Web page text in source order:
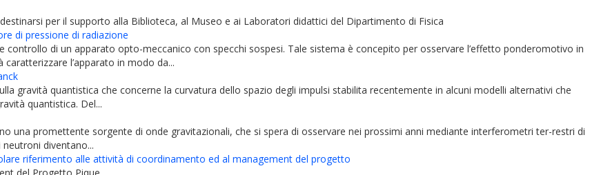
per il supporto alla Biblioteca, al Museo e ai Laboratori didattici del Dipartimento di Fisica
di pressione di radiazione
di un apparato opto-meccanico con specchi sospesi. Tale sistema è concepito per osservare l’effetto ponderomotivo in
l’apparato in modo da...
gravità quantistica che concerne la curvatura dello spazio degli impulsi stabilita recentemente in alcuni modelli alternativi che
quantistica. Del...
una promettente sorgente di onde gravitazionali, che si spera di osservare nei prossimi anni mediante interferometri ter-restri di
diventano...
riferimento alle attività di coordinamento ed al management del progetto